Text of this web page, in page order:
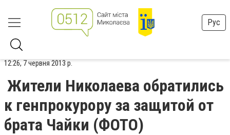
Рус
12:26, 7 червня 2013 р.
Жители Николаева обратились
к генпрокурору за защитой от
брата Чайки (ФОТО)